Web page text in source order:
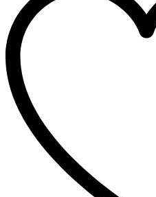
Pick-
up
2013-
|
C
množstvo